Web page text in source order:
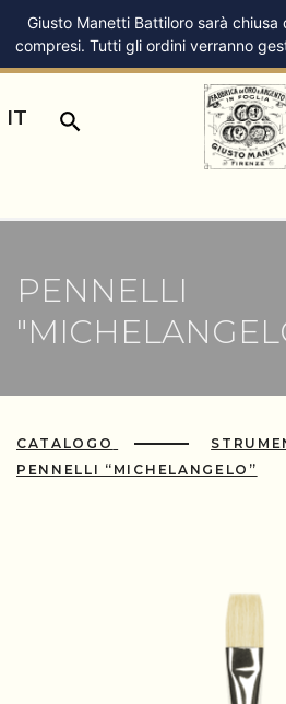
Giusto Manetti Battiloro sarà
compresi. Tutti gli ordini verranno
IT
PENNELLI
CATALOGO
PENNELLI “MICHELANGELO”